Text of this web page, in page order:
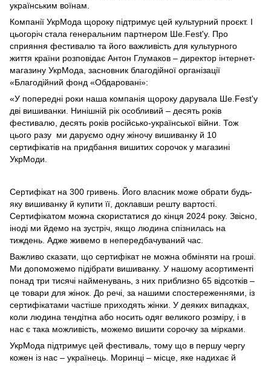
українським воїнам.
Компанії УкрМода щороку підтримує цей культурний проєкт. І
цьогоріч стала генеральним партнером Ше.Fest'у. Про
сприяння фестивалю та його важливість для культурного
життя країни розповідає Антон Глумаков – директор інтернет-
магазину УкрМода, засновник благодійної організації
«Благодійний фонд «Обдаровані»:
«У попередні роки наша компанія щороку дарувала Ше.Fest'у
дві вишиванки. Нинішній рік особливий – десять років
фестивалю, десять років російсько-української війни. Тож
цього разу ми даруємо одну жіночу вишиванку й 10
сертифікатів на придбання вишитих сорочок у магазині
УкрМоди.
Сертифікат на 300 гривень. Його власник може обрати будь-
яку вишиванку й купити її, доклавши решту вартості.
Сертифікатом можна скористатися до кінця 2024 року. Звісно,
іноді ми йдемо на зустріч, якщо людина спізнилась на
тиждень. Адже живемо в непередбачуваний час.
Важливо сказати, що сертифікат не можна обміняти на гроші.
Ми допоможемо підібрати вишиванку. У нашому асортименті
понад три тисячі найменувань, з них приблизно 65 відсотків –
це товари для жінок. До речі, за нашими спостереженнями, із
сертифікатами частіше приходять жінки. У деяких випадках,
коли людина тендітна або носить одяг великого розміру, і в
нас є така можливість, можемо вишити сорочку за мірками.
УкрМода підтримує цей фестиваль, тому що в першу чергу
кожен із нас – українець. Моринці – місце, яке надихає й